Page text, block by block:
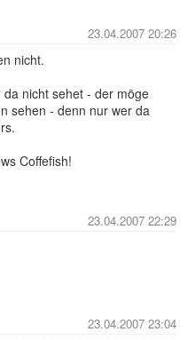
23.04.2007 20:26
nicht.
nicht sehet - der möge
sehen - denn nur wer da
Coffefish!
23.04.2007 22:29
23.04.2007 23:04